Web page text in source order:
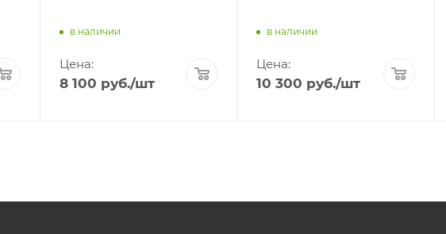
в наличии
Цена:
8 100 руб./шт
в наличии
Цена:
10 300 руб./шт